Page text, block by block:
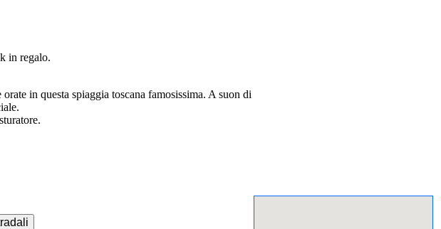
in regalo.
in questa spiaggia toscana famosissima. A suon di